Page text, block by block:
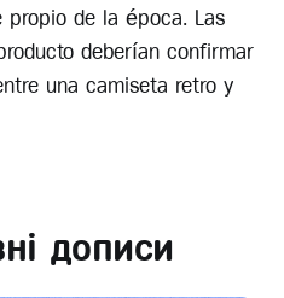
de la época. Las
deberían confirmar
una camiseta retro y
дописи